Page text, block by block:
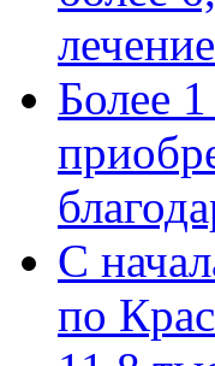
лечение
Более
С
по